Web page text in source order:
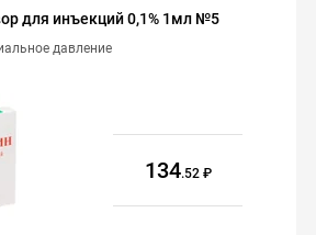
для инъекций 0,1% 1мл №5
давление
134.52